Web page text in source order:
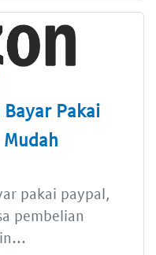
Pakai
pakai paypal,
pembelian